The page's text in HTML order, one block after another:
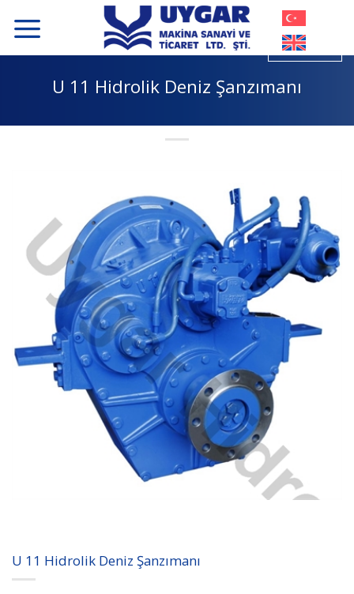
atla
U 11 Hidrolik Deniz Şanzımanı
U 11 Hidrolik Deniz Şanzımanı